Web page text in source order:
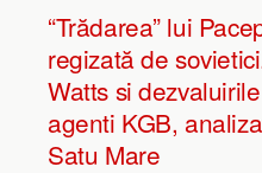
“Trădarea” lui
regizată de
Watts si
agenti KGB,
Satu Mare